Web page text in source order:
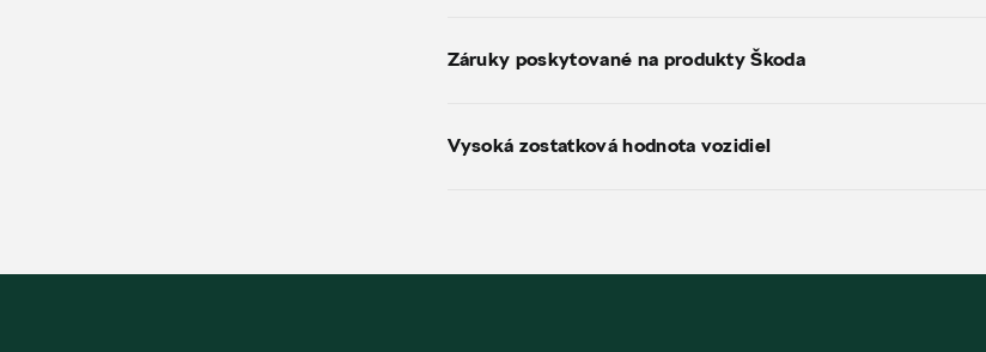
Záruky poskytované na produkty Škoda
Vysoká zostatková hodnota vozidiel